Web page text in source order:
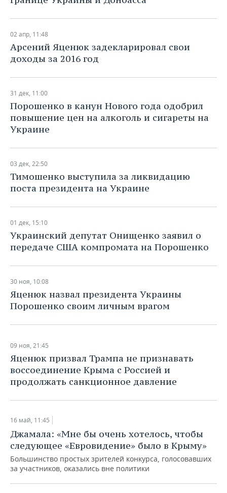
02 апр, 11:48
Арсений Яценюк задекларировал свои
доходы за 2016 год
31 дек, 11:00
Порошенко в канун Нового года одобрил
повышение цен на алкоголь и сигареты на
Украине
03 дек, 22:50
Тимошенко выступила за ликвидацию
поста президента на Украине
01 дек, 15:10
Украинский депутат Онищенко заявил о
передаче США компромата на Порошенко
30 ноя, 10:08
Яценюк назвал президента Украины
Порошенко своим личным врагом
09 ноя, 21:45
Яценюк призвал Трампа не признавать
воссоединение Крыма с Россией и
продолжать санкционное давление
16 май, 11:45
Джамала: «Мне бы очень хотелось, чтобы
следующее «Евровидение» было в Крыму»
Большинство простых зрителей конкурса, голосовавших
за участников, оказались вне политики